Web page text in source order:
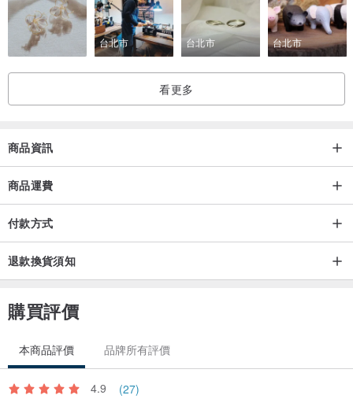
台北市 台北市 台北市
看更多
商品資訊
商品運費
付款方式
退款換貨須知
購買評價
本商品評價 品牌所有評價
4.9 (27)